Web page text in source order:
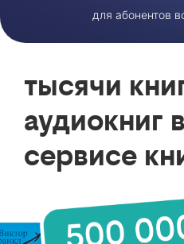
для абонентов
тысячи
аудиокниг в
сервисе